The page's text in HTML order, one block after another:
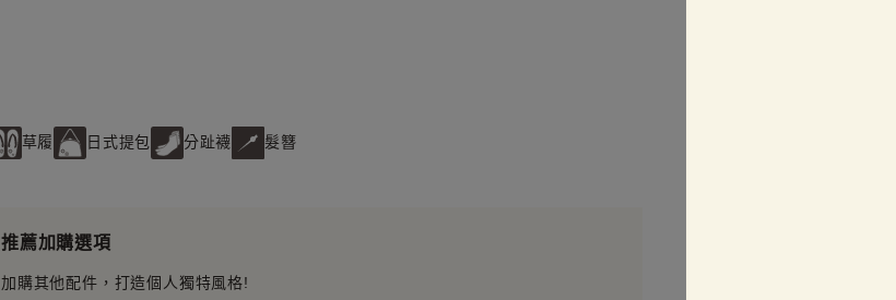
草履 日式提包 分趾襪 髮簪
推薦加購選項
加購其他配件，打造個人獨特風格!